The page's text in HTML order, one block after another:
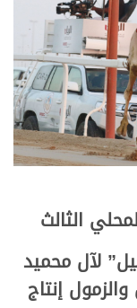
الثالث
لآل محميد
إنتاج